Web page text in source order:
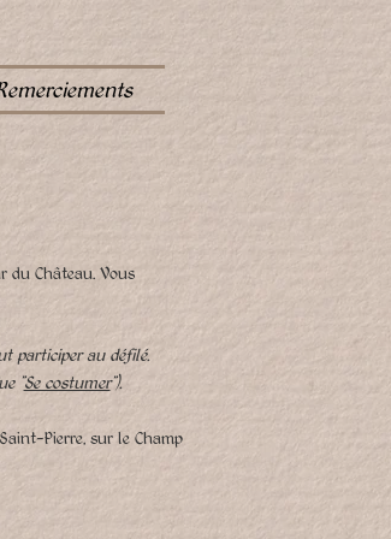
duChâteau. Vous
participer au défilé.
"Se costumer").
Pierre, sur le Champ